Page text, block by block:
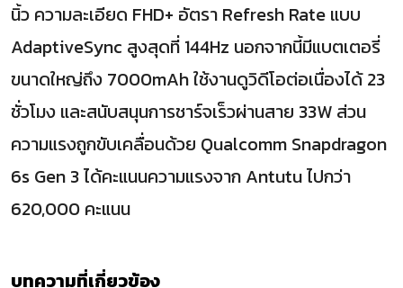
นิ้ว ความละเอียด FHD+ อัตรา Refresh Rate แบบ
AdaptiveSync สูงสุดที่ 144Hz นอกจากนี้มีแบตเตอรี่
ขนาดใหญ่ถึง 7000mAh ใช้งานดูวิดีโอต่อเนื่องได้ 23
ชั่วโมง และสนับสนุนการชาร์จเร็วผ่านสาย 33W ส่วน
ความแรงถูกขับเคลื่อนด้วย Qualcomm Snapdragon
6s Gen 3 ได้คะแนนความแรงจาก Antutu ไปกว่า
620,000 คะแนน
บทความที่เกี่ยวข้อง